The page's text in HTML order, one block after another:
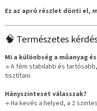
Ez az apró részlet dönti el,
🧠 Természetes
Mi a különbség a műanyag
→ A fém stabilabb és
tisztítani.
Hányszinteset válasszak?
→ Ha kevés a helyed, a 2